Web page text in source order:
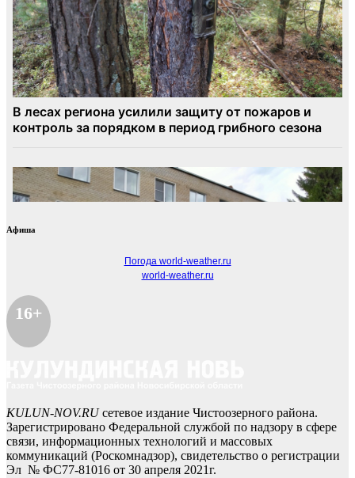
Афиша
Погода world-weather.ru
world-weather.ru
16+
KULUN-NOV.RUсетевое издание Чистоозерного района.
Зарегистрировано Федеральной службой по надзору в сфере
связи, информационных технологий и массовых
коммуникаций (Роскомнадзор), свидетельство о регистрации
Эл № ФС77-81016 от 30 апреля 2021г.